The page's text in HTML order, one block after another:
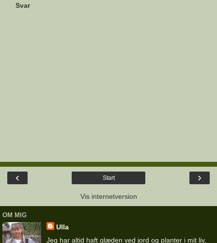
Svar
‹ ›
Start
Vis internetversion
OM MIG
Ulla
Jeg har altid haft glæden ved jord og planter i mit liv,